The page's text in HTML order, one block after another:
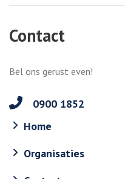
Contact
Bel ons gerust even!
0900 1852
Home
Organisaties